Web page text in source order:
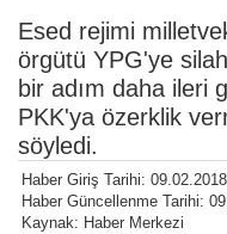
Esed rejimi
örgütü YPG'ye
bir adım daha ileri
PKK'ya özerklik
söyledi.
Haber Giriş Tarihi:
Haber Güncellenme Tarihi:
Kaynak: Haber Merkezi